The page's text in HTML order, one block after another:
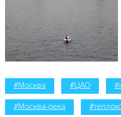
#Москва #ЦАО
#Москва-река